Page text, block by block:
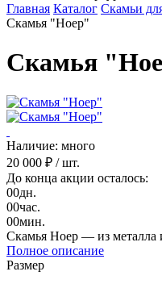
Главная Каталог Скамьи
Скамья "Ноер"
Скамья
Наличие: много
20 000 ₽ / шт.
До конца акции осталось:
00дн.
00час.
00мин.
Скамья Ноер — из металла
Полное описание
Размер